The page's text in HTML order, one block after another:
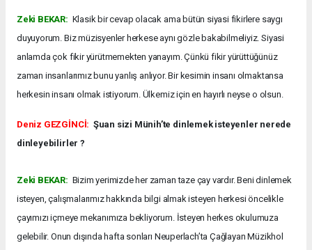
Zeki BEKAR: Klasik bir cevap olacak ama bütün siyasi fikirlere saygı
duyuyorum. Biz müzisyenler herkese aynı gözle bakabilmeliyiz. Siyasi
anlamda çok fikir yürütmemekten yanayım. Çünkü fikir yürüttüğünüz
zaman insanlarımız bunu yanlış anlıyor. Bir kesimin insanı olmaktansa
herkesin insanı olmak istiyorum. Ülkemiz için en hayırlı neyse o olsun.
Deniz GEZGİNCİ: Şuan sizi Münih’te dinlemek isteyenler nerede
dinleyebilirler ?
Zeki BEKAR: Bizim yerimizde her zaman taze çay vardır. Beni dinlemek
isteyen, çalışmalarımız hakkında bilgi almak isteyen herkesi öncelikle
çayımızı içmeye mekanımıza bekliyorum. İsteyen herkes okulumuza
gelebilir. Onun dışında hafta sonları Neuperlach’ta Çağlayan Müzikhol